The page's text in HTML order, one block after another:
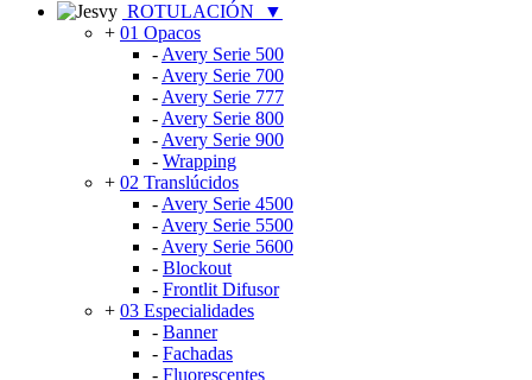
ROTULACIÓN
▼
+ 01 Opacos
- Avery Serie 500
- Avery Serie 700
- Avery Serie 777
- Avery Serie 800
- Avery Serie 900
- Wrapping
+ 02 Translúcidos
- Avery Serie 4500
- Avery Serie 5500
- Avery Serie 5600
- Blockout
- Frontlit Difusor
+ 03 Especialidades
- Banner
- Fachadas
- Fluorescentes